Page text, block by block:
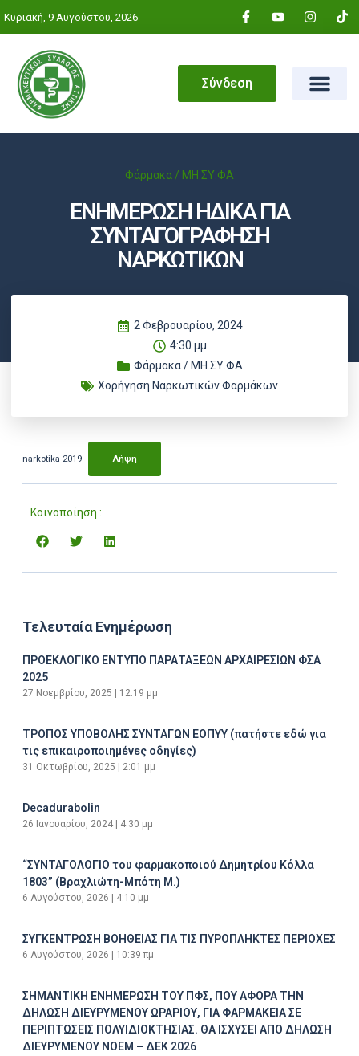
Κυριακή, 9 Αυγούστου, 2026
Σύνδεση
Φάρμακα / ΜΗ.ΣΥ.ΦΑ
ΕΝΗΜΕΡΩΣΗ ΗΔΙΚΑ ΓΙΑ
ΣΥΝΤΑΓΟΓΡΑΦΗΣΗ
ΝΑΡΚΩΤΙΚΩΝ
2 Φεβρουαρίου, 2024
4:30 μμ
Φάρμακα / ΜΗ.ΣΥ.ΦΑ
Χορήγηση Ναρκωτικών Φαρμάκων
narkotika-2019 Λήψη
Κοινοποίηση :
Τελευταία Ενημέρωση
ΠΡΟΕΚΛΟΓΙΚΟ ΕΝΤΥΠΟ ΠΑΡΑΤΑΞΕΩΝ ΑΡΧΑΙΡΕΣΙΩΝ ΦΣΑ
2025
27 Νοεμβρίου, 2025 12:19 μμ
ΤΡΟΠΟΣ ΥΠΟΒΟΛΗΣ ΣΥΝΤΑΓΩΝ ΕΟΠΥΥ (πατήστε εδώ για
τις επικαιροποιημένες οδηγίες)
31 Οκτωβρίου, 2025 2:01 μμ
Decadurabolin
26 Ιανουαρίου, 2024 4:30 μμ
“ΣΥΝΤΑΓΟΛΟΓΙΟ του φαρμακοποιού Δημητρίου Κόλλα
1803” (Βραχλιώτη-Μπότη Μ.)
6 Αυγούστου, 2026 4:10 μμ
ΣΥΓΚΕΝΤΡΩΣΗ ΒΟΗΘΕΙΑΣ ΓΙΑ ΤΙΣ ΠΥΡΟΠΛΗΚΤΕΣ ΠΕΡΙΟΧΕΣ
6 Αυγούστου, 2026 10:39 πμ
ΣΗΜΑΝΤΙΚΗ ΕΝΗΜΕΡΩΣΗ ΤΟΥ ΠΦΣ, ΠΟΥ ΑΦΟΡΑ ΤΗΝ
ΔΗΛΩΣΗ ΔΙΕΥΡΥΜΕΝΟΥ ΩΡΑΡΙΟΥ, ΓΙΑ ΦΑΡΜΑΚΕΙΑ ΣΕ
ΠΕΡΙΠΤΩΣΕΙΣ ΠΟΛΥΙΔΙΟΚΤΗΣΙΑΣ. ΘΑ ΙΣΧΥΣΕΙ ΑΠΟ ΔΗΛΩΣΗ
ΔΙΕΥΡΥΜΕΝΟΥ ΝΟΕΜ – ΔΕΚ 2026